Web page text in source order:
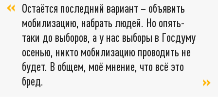
Остаётся последний вариант – объявить
мобилизацию, набрать людей. Но опять-
таки до выборов, а у нас выборы в Госдуму
осенью, никто мобилизацию проводить не
будет. В общем, моё мнение, что всё это
бред.